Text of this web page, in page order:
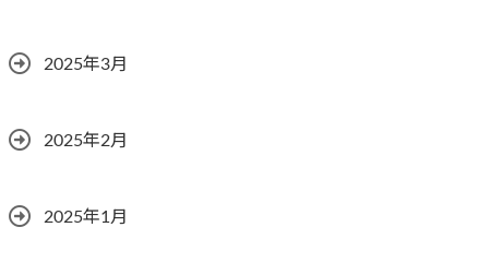
2025年3月
2025年2月
2025年1月